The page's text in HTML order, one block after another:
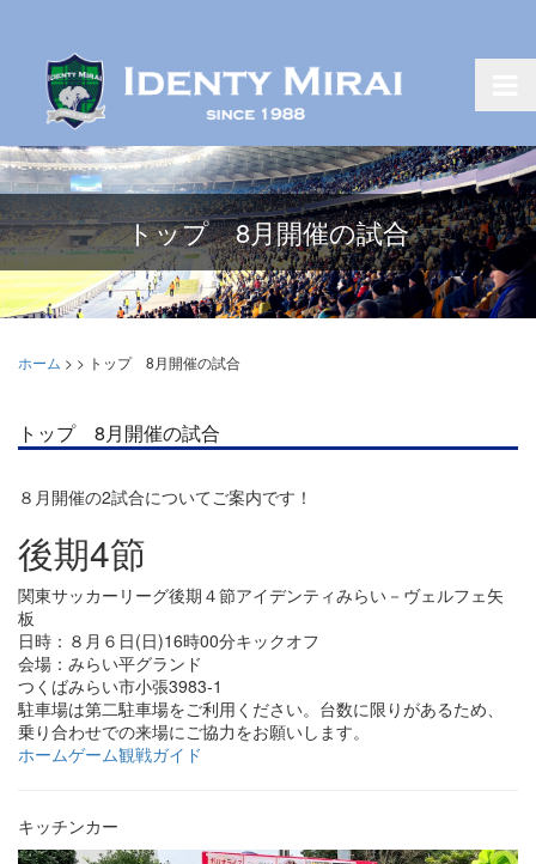
トップ 8月開催の試合
ホーム > > トップ 8月開催の試合
トップ 8月開催の試合
８月開催の2試合についてご案内です！
後期4節
関東サッカーリーグ後期４節アイデンティみらい－ヴェルフェ矢
板
日時：８月６日(日)16時00分キックオフ
会場：みらい平グランド
つくばみらい市小張3983-1
駐車場は第二駐車場をご利用ください。台数に限りがあるため、
乗り合わせでの来場にご協力をお願いします。
ホームゲーム観戦ガイド
キッチンカー